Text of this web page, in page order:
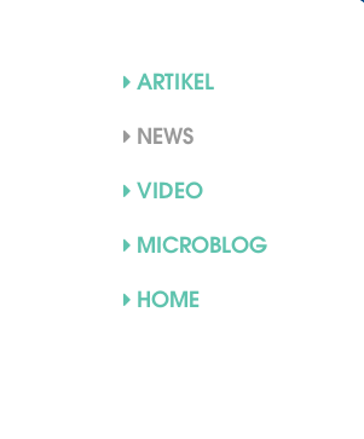
ARTIKEL
NEWS
VIDEO
MICROBLOG
HOME